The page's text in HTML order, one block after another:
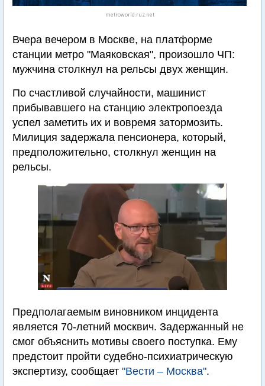
metroworld.ruz.net
Вчера вечером в Москве, на платформе
станции метро "Маяковская", произошло ЧП:
мужчина столкнул на рельсы двух женщин.
По счастливой случайности, машинист
прибывавшего на станцию электропоезда
успел заметить их и вовремя затормозить.
Милиция задержала пенсионера, который,
предположительно, столкнул женщин на
рельсы.
Предполагаемым виновником инцидента
является 70-летний москвич. Задержанный не
смог объяснить мотивы своего поступка. Ему
предстоит пройти судебно-психиатрическую
экспертизу, сообщает "Вести – Москва".